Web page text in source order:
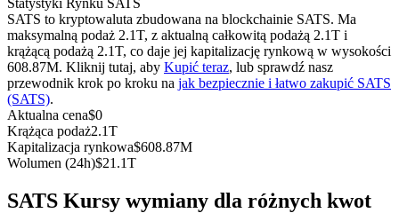
Kopiowanie Transakcji
Dołącz do najlepszych traderów
Statystyki Rynku SATS
SATS to kryptowaluta zbudowana na blockchainie SATS. Ma
maksymalną podaż 2.1T, z aktualną całkowitą podażą 2.1T i
krążącą podażą 2.1T, co daje jej kapitalizację rynkową w wysokości
608.87M. Kliknij tutaj, aby Kupić teraz, lub sprawdź nasz
przewodnik krok po kroku na jak bezpiecznie i łatwo zakupić SATS
(SATS).
Aktualna cena$0
Krążąca podaż2.1T
Kapitalizacja rynkowa$608.87M
Wolumen (24h)$21.1T
SATS Kursy wymiany dla różnych kwot